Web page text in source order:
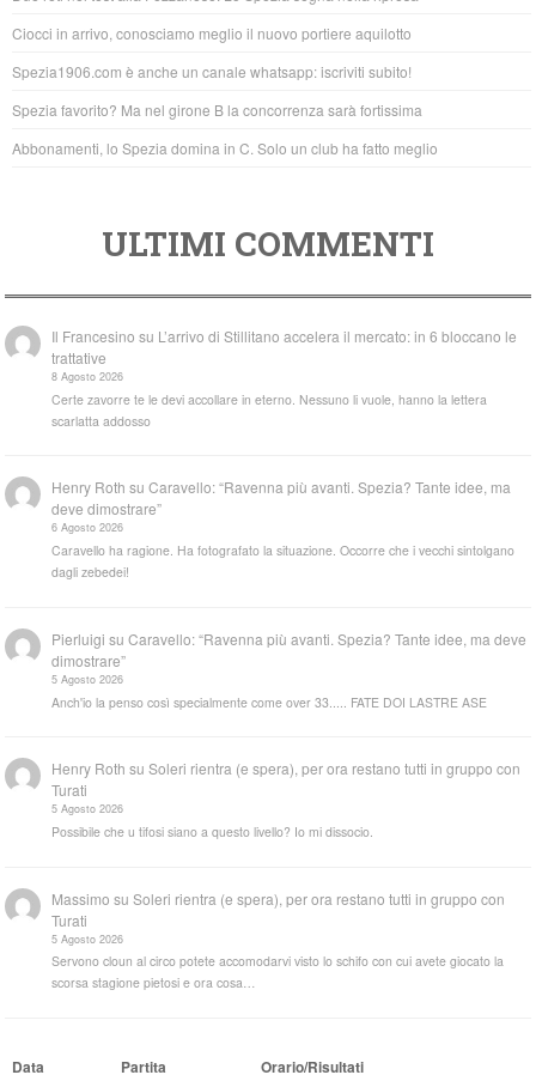
o
o
k
p
p
Ciocci in arrivo, conosciamo meglio il nuovo portiere aquilotto
Spezia1906.com è anche un canale whatsapp: iscriviti subito!
Spezia favorito? Ma nel girone B la concorrenza sarà fortissima
Abbonamenti, lo Spezia domina in C. Solo un club ha fatto meglio
ULTIMI COMMENTI
Il Francesino su L’arrivo di Stillitano accelera il mercato: in 6 bloccano le
trattative
8 Agosto 2026
Certe zavorre te le devi accollare in eterno. Nessuno li vuole, hanno la lettera
scarlatta addosso
Henry Roth suCaravello: “Ravenna più avanti. Spezia? Tante idee, ma
deve dimostrare”
6 Agosto 2026
Caravello ha ragione. Ha fotografato la situazione. Occorre che i vecchi sintolgano
dagli zebedei!
Pierluigi suCaravello: “Ravenna più avanti. Spezia? Tante idee, ma deve
dimostrare”
5 Agosto 2026
Anch'io la penso così specialmente come over 33..... FATE DOI LASTRE ASE
Henry Roth suSoleri rientra (e spera), per ora restano tutti in gruppo con
Turati
5 Agosto 2026
Possibile che u tifosi siano a questo livello? Io mi dissocio.
Massimo suSoleri rientra (e spera), per ora restano tutti in gruppo con
Turati
5 Agosto 2026
Servono cloun al circo potete accomodarvi visto lo schifo con cui avete giocato la
scorsa stagione pietosi e ora cosa…
Data Partita Orario/Risultati